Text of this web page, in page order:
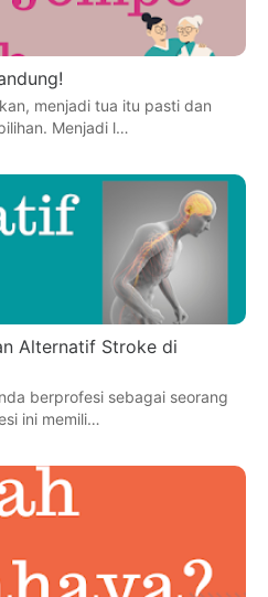
menjadi tua itu pasti dan
Menjadi l…
Alternatif Stroke di
berprofesi sebagai seorang
ini memili…